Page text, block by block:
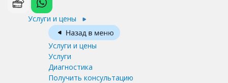
Услуги и цены
Услуги и цены
Услуги
Диагностика
Получить консультацию